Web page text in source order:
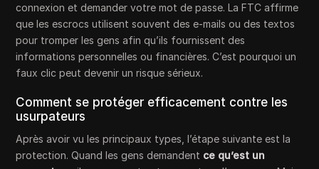
connexion et demander votre mot de passe. La FTC affirme
que les escrocs utilisent souvent des e-mails ou des textos
pour tromper les gens afin qu’ils fournissent des
informations personnelles ou financières. C’est pourquoi un
faux clic peut devenir un risque sérieux.
Comment se protéger efficacement contre les
usurpateurs
Après avoir vu les principaux types, l’étape suivante est la
protection. Quand les gens demandent ce qu’est un